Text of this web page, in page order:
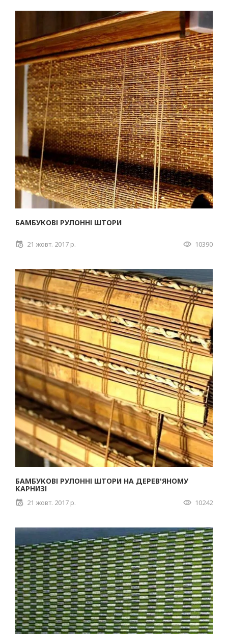
БАМБУКОВІ РУЛОННІ ШТОРИ
21 жовт. 2017 р. 10390
БАМБУКОВІ РУЛОННІ ШТОРИ НА ДЕРЕВ'ЯНОМУ
КАРНИЗІ
21 жовт. 2017 р. 10242